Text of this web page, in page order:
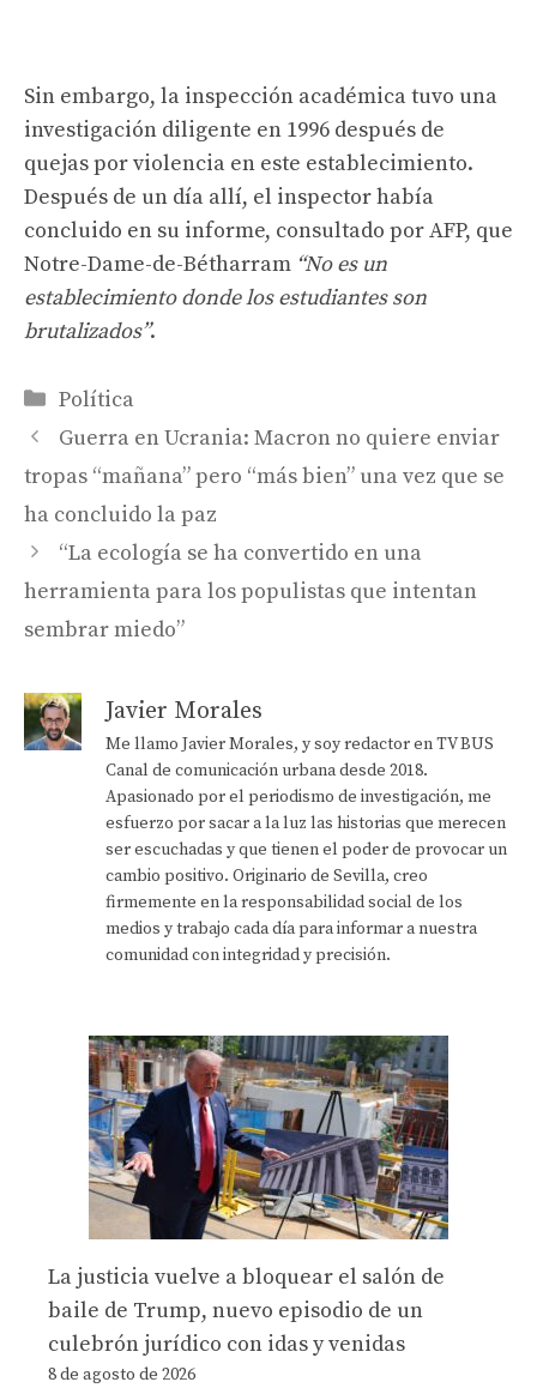
Sin embargo, la inspección académica tuvo una
investigación diligente en 1996 después de
quejas por violencia en este establecimiento.
Después de un día allí, el inspector había
concluido en su informe, consultado por AFP, que
Notre-Dame-de-Bétharram “No es un
establecimiento donde los estudiantes son
brutalizados”.
Categorías
Política
Guerra en Ucrania: Macron no quiere enviar
tropas “mañana” pero “más bien” una vez que se
ha concluido la paz
“La ecología se ha convertido en una
herramienta para los populistas que intentan
sembrar miedo”
Javier Morales
Me llamo Javier Morales, y soy redactor en TV BUS
Canal de comunicación urbana desde 2018.
Apasionado por el periodismo de investigación, me
esfuerzo por sacar a la luz las historias que merecen
ser escuchadas y que tienen el poder de provocar un
cambio positivo. Originario de Sevilla, creo
firmemente en la responsabilidad social de los
medios y trabajo cada día para informar a nuestra
comunidad con integridad y precisión.
La justicia vuelve a bloquear el salón de
baile de Trump, nuevo episodio de un
culebrón jurídico con idas y venidas
8 de agosto de 2026